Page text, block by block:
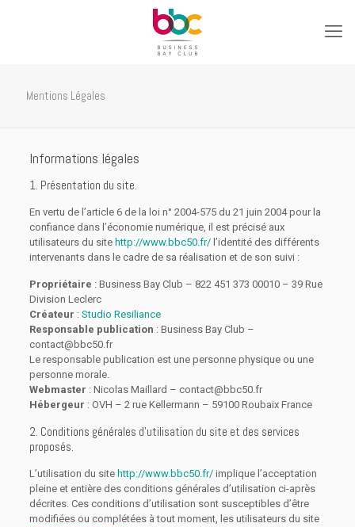
Mentions Légales
Informations légales
1. Présentation du site.
En vertu de l’article 6 de la loi n° 2004-575 du 21 juin 2004 pour la
confiance dans l’économie numérique, il est précisé aux
utilisateurs du site http://www.bbc50.fr/l’identité des différents
intervenants dans le cadre de sa réalisation et de son suivi :
Propriétaire : Business Bay Club – 822 451 373 00010 – 39 Rue
Division Leclerc
Créateur : Studio Resiliance
Responsable publication : Business Bay Club –
contact@bbc50.fr
Le responsable publication est une personne physique ou une
personne morale.
Webmaster : Nicolas Maillard – contact@bbc50.fr
Hébergeur : OVH – 2 rue Kellermann – 59100 Roubaix France
2. Conditions générales d’utilisation du site et des services
proposés.
L’utilisation du site http://www.bbc50.fr/implique l’acceptation
pleine et entière des conditions générales d’utilisation ci-après
décrites. Ces conditions d’utilisation sont susceptibles d’être
modifiées ou complétées à tout moment, les utilisateurs du site